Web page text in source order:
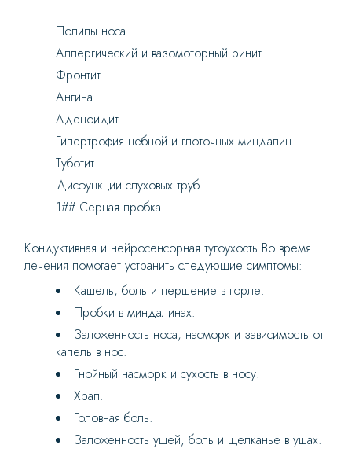
Полипы носа.
Аллергический и вазомоторный ринит.
Фронтит.
Ангина.
Аденоидит.
Гипертрофия небной и глоточных миндалин.
Туботит.
Дисфункции слуховых труб.
1## Серная пробка.
Кондуктивная и нейросенсорная тугоухость.Во время
лечения помогает устранить следующие симптомы:
Кашель, боль и першение в горле.
Пробки в миндалинах.
Заложенность носа, насморк и зависимость от
капель в нос.
Гнойный насморк и сухость в носу.
Храп.
Головная боль.
Заложенность ушей, боль и щелканье в ушах.